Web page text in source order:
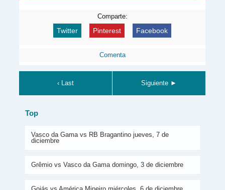
Comparte:
Twitter Pinterest Facebook
Comenta
‹ Last Siguiente ►
Top
Vasco da Gama vs RB Bragantino jueves, 7 de
diciembre
Grêmio vs Vasco da Gama domingo, 3 de diciembre